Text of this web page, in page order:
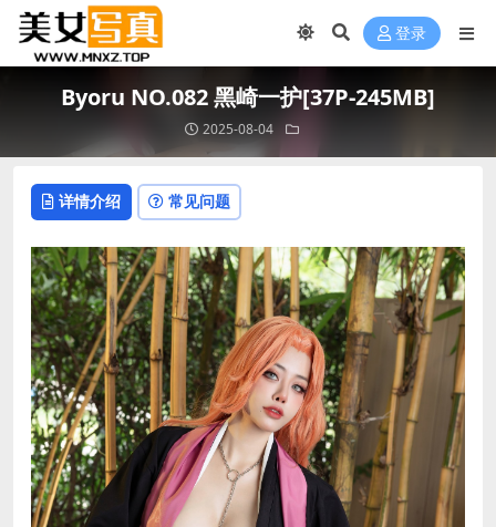
登录
Byoru NO.082 黑崎一护[37P-245MB]
2025-08-04
详情介绍 常见问题